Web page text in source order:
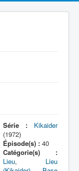
Série :
Kikaider
(1972)
Épisode(s) :40
Catégorie(s) :
Lieu, Lieu